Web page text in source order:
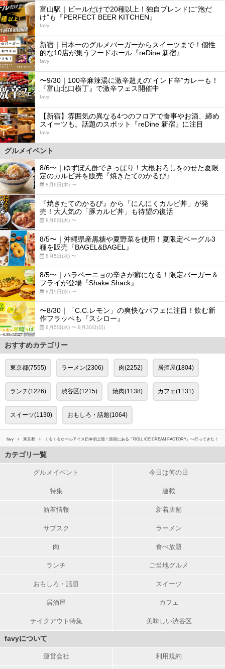
2
富山駅｜ビールだけで20種以上！独自ブレンドに“泡だ
け”も『PERFECT BEER KITCHEN』
favy
3
新宿｜日本一のグルメバーガーからスイーツまで！個性
的な10店が集うフードホール『reDine 新宿』
favy
4
〜9/30｜100辛麻辣湯に激辛超えの“インド辛”カレーも！
『富山北口横丁』で激辛フェス開催中
favy
5
【新宿】雰囲気の異なる4つのフロアで食事やお酒、締め
スイーツも。話題のスポット『reDine 新宿』に注目
favy
グルメイベント
8/6〜｜ゆずぽん酢でさっぱり！大根おろしをのせた夏限
定のカルビ丼を販売『焼きたてのかるび』
8月6日(木) 〜
『焼きたてのかるび』から「にんにくカルビ丼」が発
売！大人気の「豚カルビ丼」も待望の復活
8月6日(木) 〜
8/5〜｜沖縄県産黒糖や夏野菜を使用！夏限定ベーグル3
種を販売『BAGEL&BAGEL』
8月5日(水) 〜
8/5〜｜ハラペーニョの辛さが癖になる！限定バーガー＆
フライが登場『Shake Shack』
8月5日(水) 〜
〜8/30｜「C.C.レモン」の爽快なパフェに注目！飲む新
作フラッペも『スシロー』
8月5日(水) 〜 8月30日(日)
おすすめカテゴリー
東京都(7555) ラーメン(2306) 肉(2252) 居酒屋(1804)
ランチ(1226) 渋谷区(1215) 焼肉(1138) カフェ(1131)
スイーツ(1130) おもしろ・話題(1064)
favy 東京都 くるくるロールアイス日本初上陸！原宿にある『ROLL ICE CREAM FACTORY』へ行ってきた！
カテゴリ一覧
グルメイベント 今日は何の日
特集 連載
新着情報 新着店舗
サブスク ラーメン
肉 食べ放題
ランチ ご当地グルメ
おもしろ・話題 スイーツ
居酒屋 カフェ
テイクアウト特集 美味しい渋谷区
favyについて
運営会社 利用規約